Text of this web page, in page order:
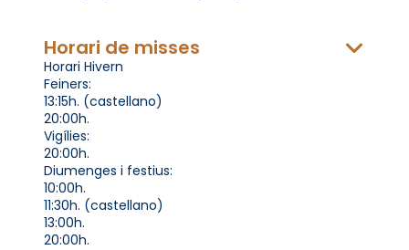
Horari de misses
Horari Hivern
Feiners:
13:15h. (castellano)
20:00h.
Vigílies:
20:00h.
Diumenges i festius:
10:00h.
11:30h. (castellano)
13:00h.
20:00h.